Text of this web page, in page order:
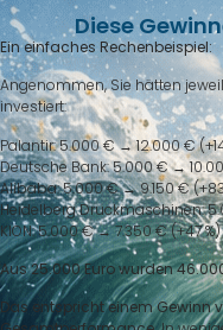
Diese
Ein einfaches Rechenbeispiel:
Angenommen, Sie hätten
investiert:
Palantir: 5.000 €→12.000 €
Deutsche Bank: 5.000 €→
Alibaba: 5.000 €→9.150 €
Heidelberg Druckmaschinen:
KION: 5.000 €→7.350 € (+47 %)
Aus 25.000 Euro wurden
Das entspricht einem Gewinn